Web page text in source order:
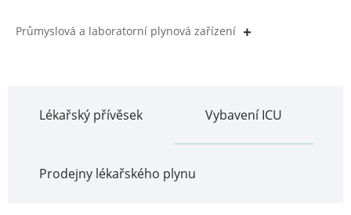
Průmyslová a laboratorní plynová zařízení
Lékařský přívěsek Vybavení ICU
Prodejny lékařského plynu